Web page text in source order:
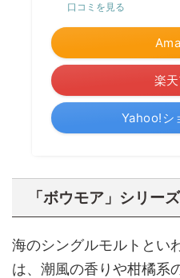
口コミを見る
楽
Yahoo!シ
「ボウモア」シリーズ
海のシングルモルトとい
は、潮風の香りや柑橘系